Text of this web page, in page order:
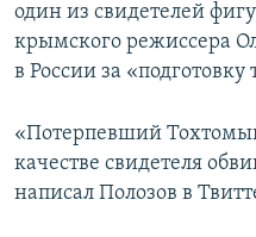
один из свидетелей
крымского режиссера
в России за
«Потерпевший
качестве свидетеля
написал Полозов в